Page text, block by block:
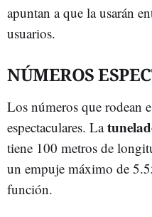
apuntan a que la usarán
usuarios.
NÚMEROS
Los números que rodean
espectaculares. La
tiene 100 metros de
un empuje máximo de
función.